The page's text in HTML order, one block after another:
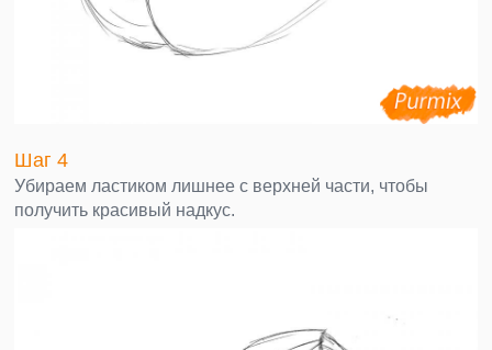
Шаг 4
Убираем ластиком лишнее с верхней части, чтобы
получить красивый надкус.